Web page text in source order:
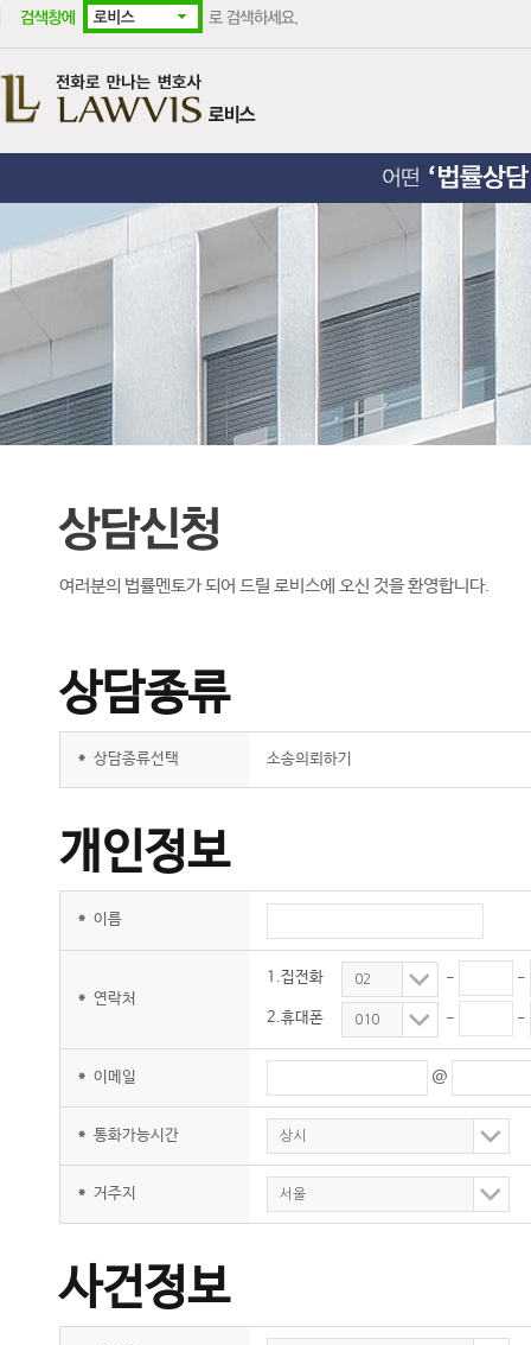
여러분의 법률멘토가 되어 드릴 로비스에 오신 것을 환영합니다.
상담종류
* 상담종류선택 소송의뢰하기
개인정보
* 이름
* 연락처
1.집전화 02 - -
2.휴대폰 010 - -
* 이메일 @
* 통화가능시간 상시
* 거주지 서울
사건정보